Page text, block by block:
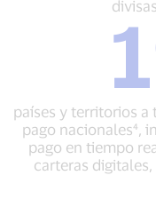
países y territorios a
pago nacionales⁴,
pago en tiempo
carteras digitales,